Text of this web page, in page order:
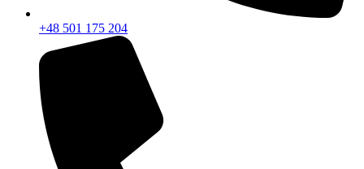
+48 501 175 204